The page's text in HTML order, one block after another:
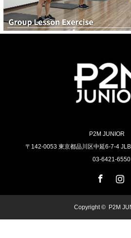
P2M JUNIOR
〒142-0053 東京都品川区中延6-7-4
03-6421-6550
Copyright © P2M